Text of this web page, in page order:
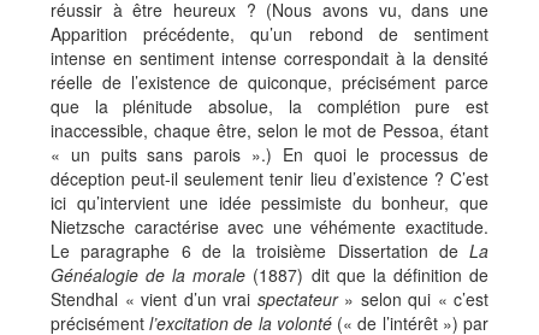
réussir à être heureux ? (Nous avons vu, dans une
Apparition précédente, qu’un rebond de sentiment
intense en sentiment intense correspondait à la densité
réelle de l’existence de quiconque, précisément parce
que la plénitude absolue, la complétion pure est
inaccessible, chaque être, selon le mot de Pessoa, étant
« un puits sans parois ».) En quoi le processus de
déception peut-il seulement tenir lieu d’existence ? C’est
ici qu’intervient une idée pessimiste du bonheur, que
Nietzsche caractérise avec une véhémente exactitude.
Le paragraphe 6 de la troisième Dissertation de La
Généalogie de la morale (1887) dit que la définition de
Stendhal « vient d’un vrai spectateur» selon qui « c’est
précisémentl’excitation de la volonté (« de l’intérêt ») par